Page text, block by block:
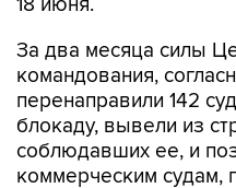
За два месяца силы
командования,
перенаправили 142
блокаду, вывели из
соблюдавших ее, и
коммерческим судам,